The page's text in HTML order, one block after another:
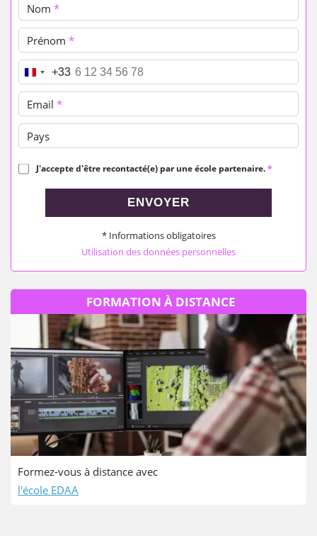
Nom *
Prénom *
Téléphone *
+33
Email *
Pays
J'accepte d'être recontacté(e) par une école partenaire.*
ENVOYER
* Informations obligatoires
Utilisation des données personnelles
FORMATION À DISTANCE
Formez-vous à distance avec
l'école EDAA